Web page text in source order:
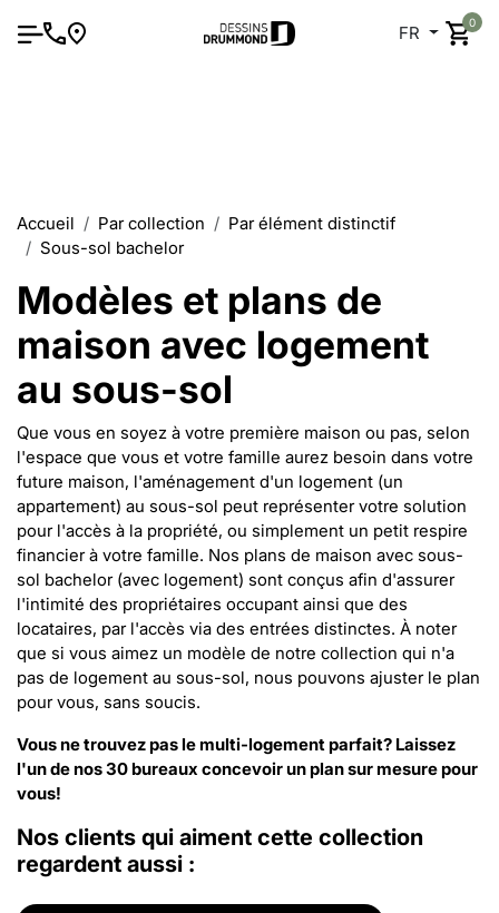
FR
0
Accueil Par collection
Par élément distinctif
Sous-sol bachelor
Modèles et plans de
maison avec logement
au sous-sol
Que vous en soyez à votre première maison ou pas, selon
l'espace que vous et votre famille aurez besoin dans votre
future maison, l'aménagement d'un logement (un
appartement) au sous-sol peut représenter votre solution
pour l'accès à la propriété, ou simplement un petit respire
financier à votre famille. Nos plans de maison avec sous-
sol bachelor (avec logement) sont conçus afin d'assurer
l'intimité des propriétaires occupant ainsi que des
locataires, par l'accès via des entrées distinctes. À noter
que si vous aimez un modèle de notre collection qui n'a
pas de logement au sous-sol, nous pouvons ajuster le plan
pour vous, sans soucis.
Vous ne trouvez pas le multi-logement parfait? Laissez
l'un de nos30 bureaux concevoir unplan sur mesurepour
vous!
Nos clients qui aiment cette collection
regardent aussi :